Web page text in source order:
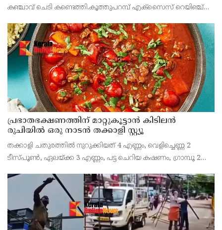
കഞ്ചാവ് ചെടി കണ്ടെത്തി.കൂത്തുപറമ്പ് എക്സൈസ് റെയിഞ്ച്
നടത്തിയ
പ്രഭാതഭക്ഷണത്തിന് മാറ്റുകൂട്ടാൻ കിടിലൻ
രുചിയിൽ ഒരു നാടൻ തക്കാളി സ്റ്റ്യൂ
തക്കാളി ചതുരത്തിൽ നുറുക്കിയത് 4 എണ്ണം, വെളിച്ചെണ്ണ 2
ടീസ്പൂൺ, ഏലയ്ക്ക 3 എണ്ണം, പട്ട ചെറിയ കഷണം, ഗ്രാമ്പൂ 2
ചുവന്ന മുളക് 2 എണ്ണം